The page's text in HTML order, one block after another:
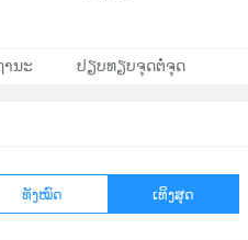
ນະ ປຽບທຽບຈຸດຕໍ່ຈຸດ
ທັງໝົດ ເທິງສຸດ